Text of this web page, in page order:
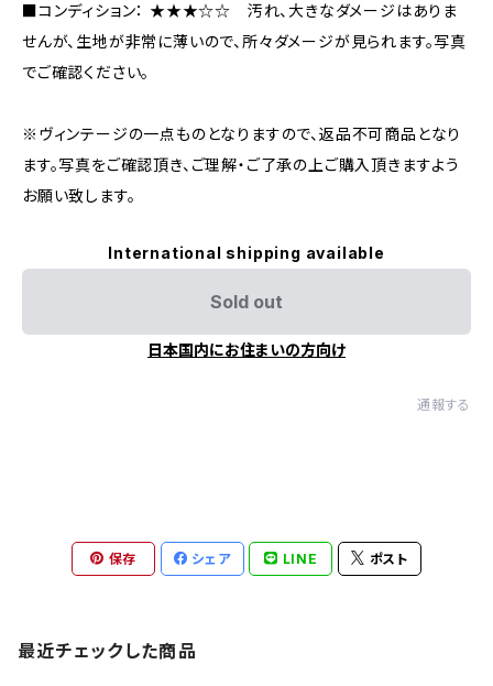
■コンディション： ★★★☆☆ 汚れ、大きなダメージはありま
せんが、生地が非常に薄いので、所々ダメージが見られます。写真
でご確認ください。
※ヴィンテージの一点ものとなりますので、返品不可商品となり
ます。写真をご確認頂き、ご理解・ご了承の上ご購入頂きますよう
お願い致します。
International shipping available
Sold out
日本国内にお住まいの方向け
通報する
保存 シェア LINE ポスト
最近チェックした商品